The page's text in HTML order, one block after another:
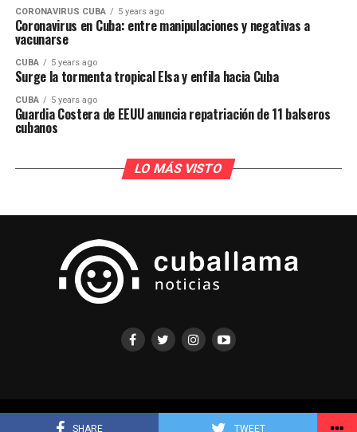
SHARE TWEET
CORONAVIRUS CUBA 5 years ago
Coronavirus en Cuba: entre manipulaciones y negativas a
vacunarse
CUBA 5 years ago
Surge la tormenta tropical Elsa y enfila hacia Cuba
CUBA 5 years ago
Guardia Costera de EEUU anuncia repatriación de 11 balseros
cubanos
LO MÁS VISTO
COPYRIGHT ©CUBALLAMA 2021 TODOS LOS DERECHOS RESERVADOS